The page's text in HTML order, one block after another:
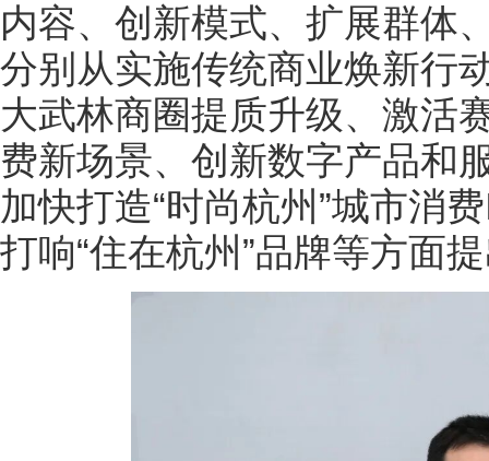
内容、创新模式、扩展群体
分别从实施传统商业焕新行
大武林商圈提质升级、激活
费新场景、创新数字产品和
加快打造“时尚杭州”城市消
打响“住在杭州”品牌等方面